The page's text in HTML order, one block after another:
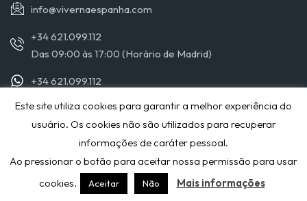
info@vivernaespanha.com
+34 621.099.112
Das 09:00 às 17:00 (Horário de Madrid)
+34 621.099.112
© 2019 VIVERNAESPANHA.COM - TODOS OS DIREITOS
RESERVADOS
Este site utiliza cookies para garantir a melhor experiência do
usuário. Os cookies não são utilizados para recuperar
informações de caráter pessoal.
Ao pressionar o botão para aceitar nossa permissão para usar
cookies.
Aceitar Não Mais informações